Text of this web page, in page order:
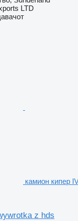
LTD
камион кипер
z hds